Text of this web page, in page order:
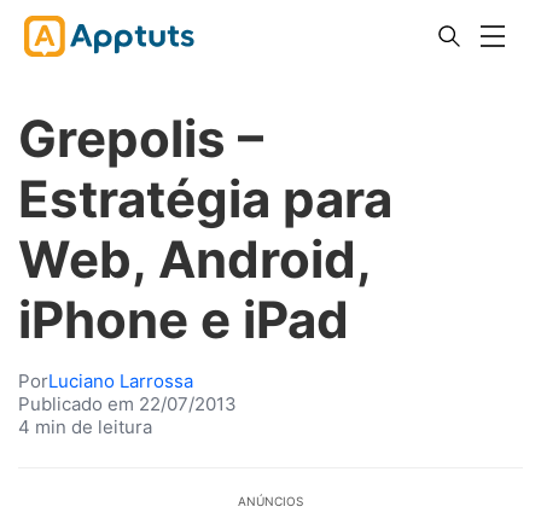
Grepolis –
Estratégia para
Web, Android,
iPhone e iPad
PorLuciano Larrossa
Publicado em 22/07/2013
4 min de leitura
ANÚNCIOS